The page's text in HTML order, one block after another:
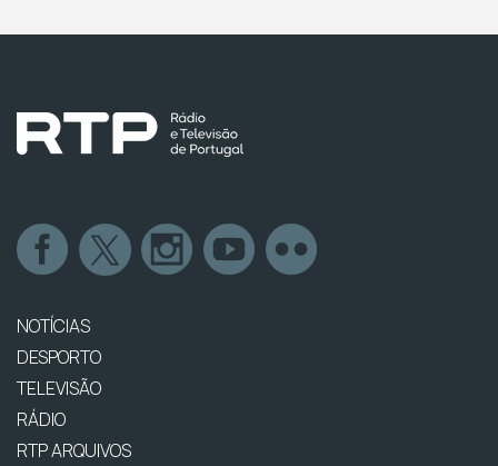
NOTÍCIAS
DESPORTO
TELEVISÃO
RÁDIO
RTP ARQUIVOS